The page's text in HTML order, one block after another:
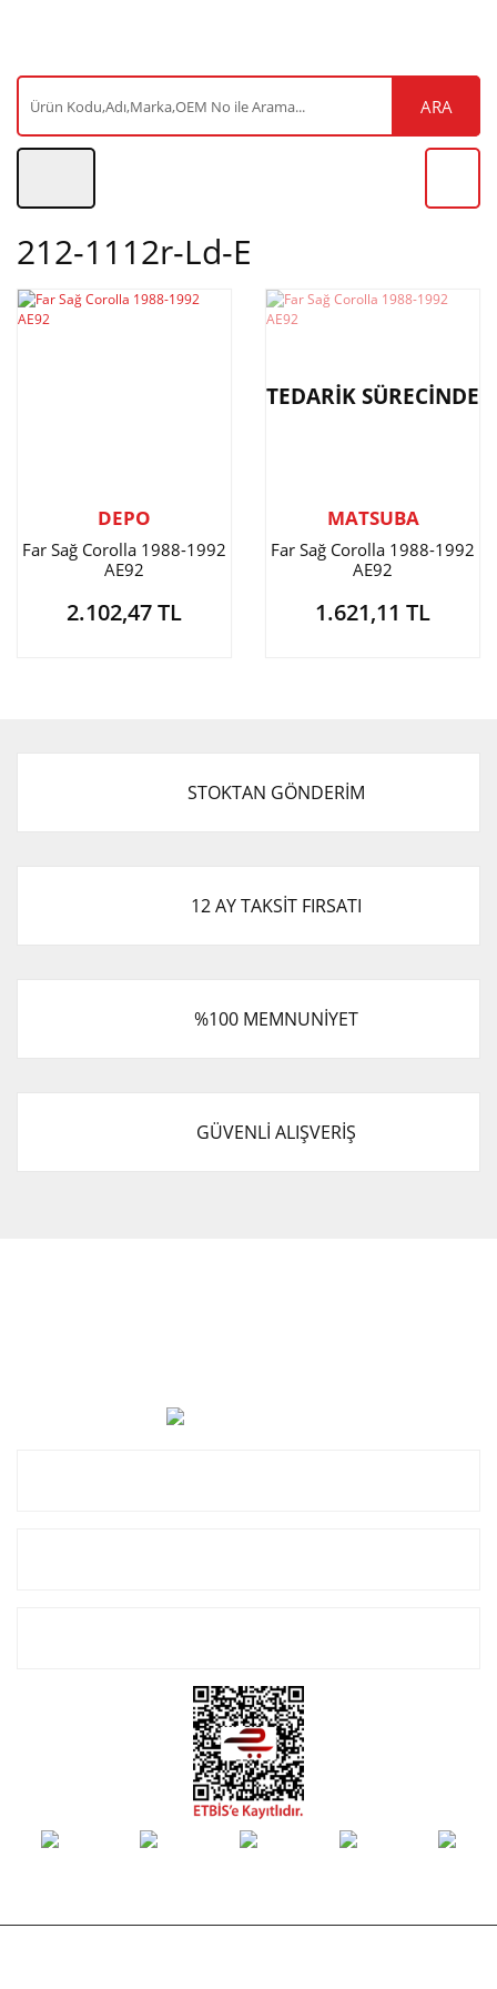
ARA
212-1112r-Ld-E
DEPO
Far Sağ Corolla 1988-1992
AE92
2.102,47 TL
TEDARİK SÜRECİNDE
MATSUBA
Far Sağ Corolla 1988-1992
AE92
1.621,11 TL
STOKTAN GÖNDERİM
12 AY TAKSİT FIRSATI
%100 MEMNUNİYET
GÜVENLİ ALIŞVERİŞ